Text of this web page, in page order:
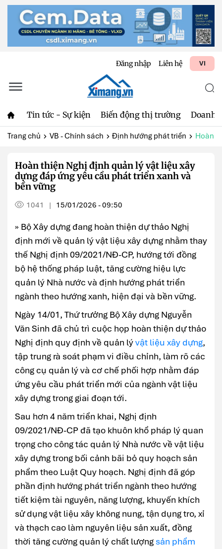
Đăng nhập Liên hệ VI
Tin tức - Sự kiện Biến động thị trường Doanh
Trang chủ VB - Chính sách Định hướng phát triển Hoàn
Hoàn thiện Nghị định quản lý vật liệu xây
dựng đáp ứng yêu cầu phát triển xanh và
bền vững
1041 | 15/01/2026 - 09:50
» Bộ Xây dựng đang hoàn thiện dự thảo Nghị
định mới về quản lý vật liệu xây dựng nhằm thay
thế Nghị định 09/2021/NĐ-CP, hướng tới đồng
bộ hệ thống pháp luật, tăng cường hiệu lực
quản lý Nhà nước và định hướng phát triển
ngành theo hướng xanh, hiện đại và bền vững.
Ngày 14/01, Thứ trưởng Bộ Xây dựng Nguyễn
Văn Sinh đã chủ trì cuộc họp hoàn thiện dự thảo
Nghị định quy định về quản lývật liệu xây dựng,
tập trung rà soát phạm vi điều chỉnh, làm rõ các
công cụ quản lý và cơ chế phối hợp nhằm đáp
ứng yêu cầu phát triển mới của ngành vật liệu
xây dựng trong giai đoạn tới.
Sau hơn 4 năm triển khai, Nghị định
09/2021/NĐ-CP đã tạo khuôn khổ pháp lý quan
trọng cho công tác quản lý Nhà nước về vật liệu
xây dựng trong bối cảnh bãi bỏ quy hoạch sản
phẩm theo Luật Quy hoạch. Nghị định đã góp
phần định hướng phát triển ngành theo hướng
tiết kiệm tài nguyên, năng lượng, khuyến khích
sử dụng vật liệu xây không nung, tận dụng tro, xỉ
và thạch cao làm nguyên liệu sản xuất, đồng
thời tăng cường quản lý chất lượng sản phẩm